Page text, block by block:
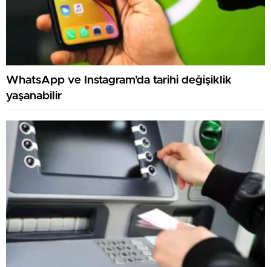
WhatsApp ve Instagram’da tarihi değişiklik
yaşanabilir